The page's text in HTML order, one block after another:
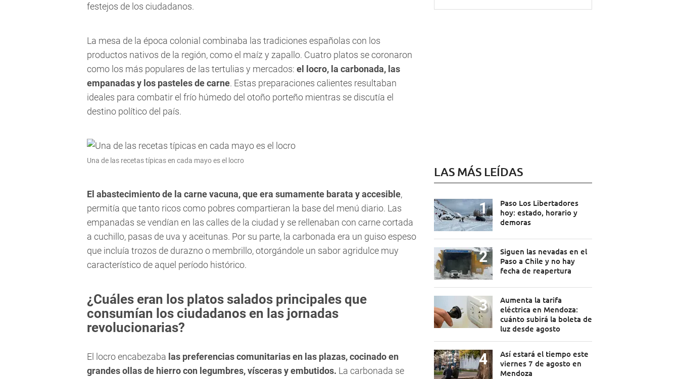
festejos de los ciudadanos.
La mesa de la época colonial combinaba las tradiciones españolas con los
productos nativos de la región, como el maíz y zapallo. Cuatro platos se coronaron
como los más populares de las tertulias y mercados: el locro, la carbonada, las
empanadas y los pasteles de carne. Estas preparaciones calientes resultaban
ideales para combatir el frío húmedo del otoño porteño mientras se discutía el
destino político del país.
Una de las recetas típicas en cada mayo es el locro
El abastecimiento de la carne vacuna, que era sumamente barata y accesible,
permitía que tanto ricos como pobres compartieran la base del menú diario. Las
empanadas se vendían en las calles de la ciudad y se rellenaban con carne cortada
a cuchillo, pasas de uva y aceitunas. Por su parte, la carbonada era un guiso espeso
que incluía trozos de durazno o membrillo, otorgándole un sabor agridulce muy
característico de aquel período histórico.
¿Cuáles eran los platos salados principales que
consumían los ciudadanos en las jornadas
revolucionarias?
El locro encabezaba las preferencias comunitarias en las plazas, cocinado en
grandes ollas de hierro con legumbres, vísceras y embutidos. La carbonada se
LAS MÁS LEÍDAS
Paso Los Libertadores
hoy: estado, horario y
demoras
Siguen las nevadas en el
Paso a Chile y no hay
fecha de reapertura
Aumenta la tarifa
eléctrica en Mendoza:
cuánto subirá la boleta de
luz desde agosto
Así estará el tiempo este
viernes 7 de agosto en
Mendoza